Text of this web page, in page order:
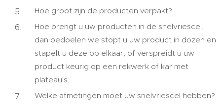
Hoe groot zijn de producten verpakt?
Hoe brengt u uw producten in de snelvriescel,
dan bedoelen we stopt u uw product in dozen en
stapelt u deze op elkaar, of verspreidt u uw
product keurig op een rekwerk of kar met
plateau's.
Welke afmetingen moet uw snelvriescel hebben?